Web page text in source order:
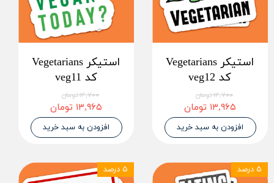
استیکر Vegetarians
کد veg12
۱۴,۷۰۰ تومان
۱۳,۹۶۵ تومان
افزودن به سبد خرید
استیکر Vegetarians
کد veg11
۱۴,۷۰۰ تومان
۱۳,۹۶۵ تومان
افزودن به سبد خرید
۵ درصد ۵ درصد